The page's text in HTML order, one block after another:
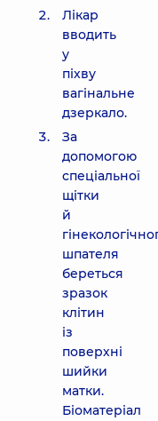
Лікар
вводить
у
піхву
вагінальне
дзеркало.
За
допомогою
спеціальної
щітки
й
шпателя
береться
зразок
клітин
із
поверхні
шийки
матки.
Біоматеріал